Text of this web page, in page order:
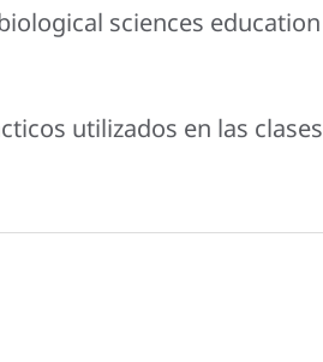
sciences education
utilizados en las clases